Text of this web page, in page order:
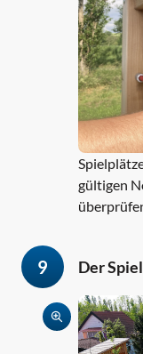
gültigen
9 Der